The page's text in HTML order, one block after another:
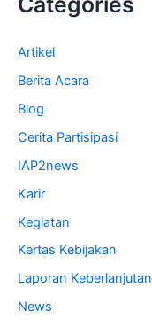
Artikel
Berita Acara
Blog
Cerita Partisipasi
IAP2news
Karir
Kegiatan
Kertas Kebijakan
Laporan Keberlanjutan
News